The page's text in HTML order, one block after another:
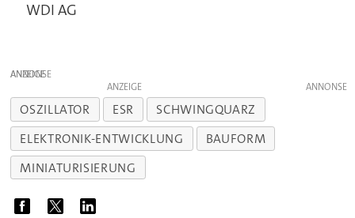
WDI AG
ANZEIGE
ANZEIGE
OSZILLATOR ESR
SCHWINGQUARZ
ELEKTRONIK-ENTWICKLUNG
BAUFORM
MINIATURISIERUNG